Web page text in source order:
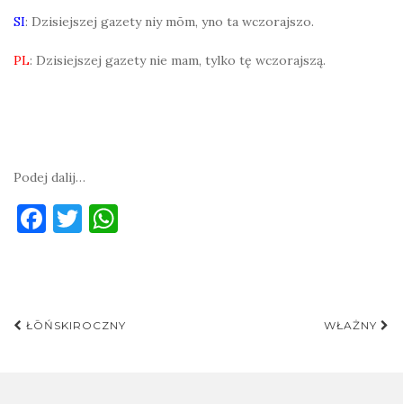
SI: Dzisiejszej gazety niy mōm, yno ta wczorajszo.
PL: Dzisiejszej gazety nie mam, tylko tę wczorajszą.
Podej dalij…
F
b
T
r A
Post
ŁŌŃSKIROCZNY WŁAŻNY